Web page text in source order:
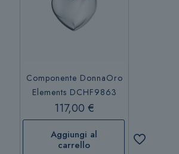
Componente DonnaOro
Elements DCHF9863
117,00€
Aggiungi al
carrello